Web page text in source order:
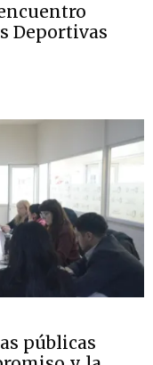
Deportivas
públicas